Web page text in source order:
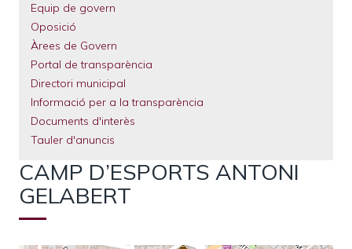
Tràmits
Equip de govern
Oposició
Àrees de Govern
Portal de transparència
Directori municipal
Informació per a la transparència
Documents d'interès
Tauler d'anuncis
CAMP D’ESPORTS ANTONI
GELABERT